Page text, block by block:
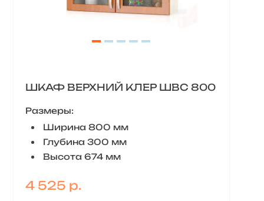
ШКАФ ВЕРХНИЙ КЛЕР ШВС 800
Размеры:
Ширина 800 мм
Глубина 300 мм
Высота 674 мм
4 525 р.